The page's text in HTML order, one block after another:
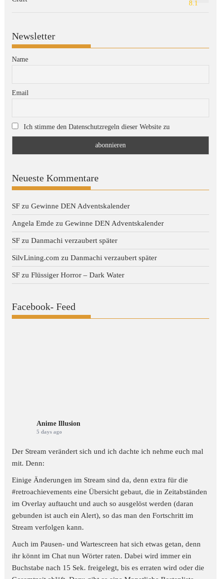
8.1
Newsletter
Name
Email
Ich stimme den Datenschutzregeln dieser Website zu
Neueste Kommentare
SF zuGewinne DEN Adventskalender
Angela Emde zuGewinne DEN Adventskalender
SF zuDanmachi verzaubert später
SilvLining.com zuDanmachi verzaubert später
SF zuFlüssiger Horror – Dark Water
Facebook- Feed
Anime Illusion
5 days ago
Der Stream verändert sich und ich dachte ich nehme euch mal
mit. Denn:
Einige Änderungen im Stream sind da, denn extra für die
#retroachievements eine Übersicht gebaut, die in Zeitabständen
im Overlay auftaucht und auch so ausgelöst werden (daran
gebunden ist auch ein Alert), so das man den Fortschritt im
Stream verfolgen kann.
Auch im Pausen- und Wartescreen hat sich etwas getan, denn
ihr könnt im Chat nun Wörter raten. Dabei wird immer ein
Buchstabe nach 15 Sek. freigelegt, bis es erraten wird oder die